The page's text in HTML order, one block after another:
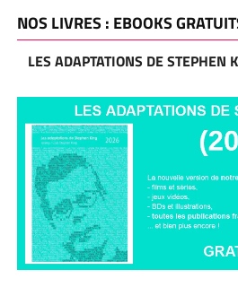
NOS LIVRES : EBOOKS
LES ADAPTATIONS DE STEPHEN